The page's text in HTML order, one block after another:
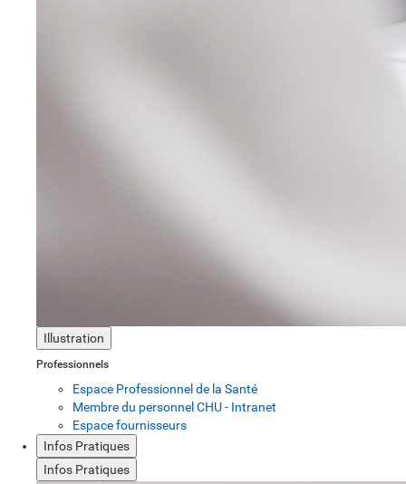
Illustration
Professionnels
Espace Professionnel de la Santé
Membre du personnel CHU - Intranet
Espace fournisseurs
Infos Pratiques
Infos Pratiques